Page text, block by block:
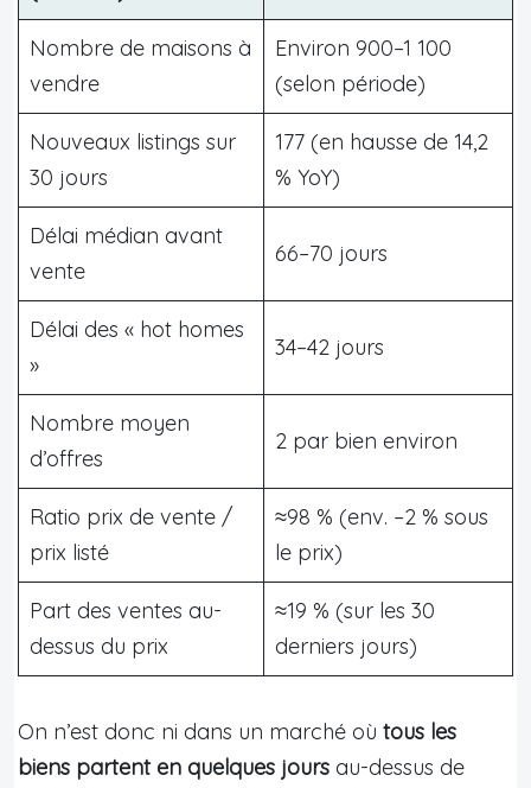
Nombre de maisons à
vendre
Environ 900–1 100
(selon période)
Nouveaux listings sur
30 jours
177 (en hausse de 14,2
% YoY)
Délai médian avant
vente
66–70 jours
Délai des « hot homes
»
34–42 jours
Nombre moyen
d’offres
2 par bien environ
Ratio prix de vente /
prix listé
≈98 % (env. –2 % sous
le prix)
Part des ventes au-
dessus du prix
≈19 % (sur les 30
derniers jours)
On n’est donc ni dans un marché où tous les
biens partent en quelques jours au-dessus de